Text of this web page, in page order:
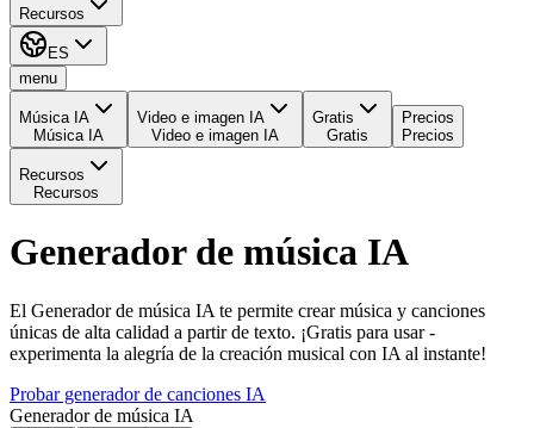
Recursos
ES
menu
Música IA
Música IA
Video e imagen IA
Video e imagen IA
Gratis
Gratis
Precios
Precios
Recursos
Recursos
Generador de música IA
El Generador de música IA te permite crear música y canciones
únicas de alta calidad a partir de texto. ¡Gratis para usar -
experimenta la alegría de la creación musical con IA al instante!
Probar generador de canciones IA
Generador de música IA